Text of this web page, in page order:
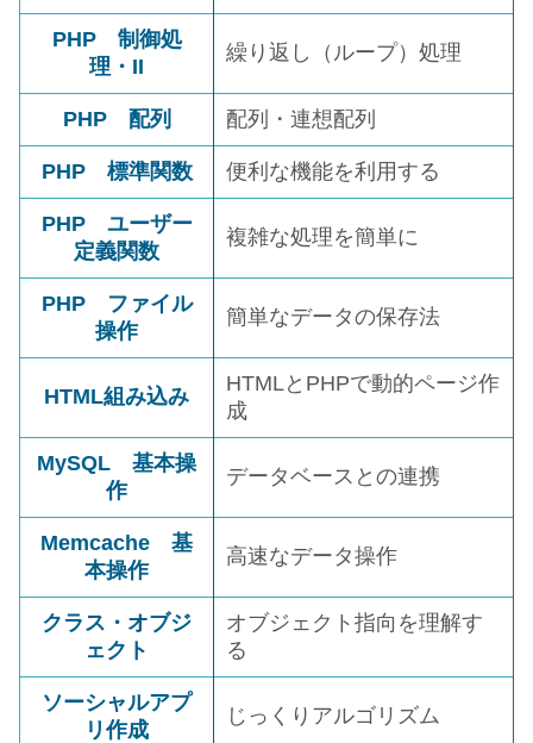
PHP 制御処
理・II
繰り返し（ループ）処理
PHP 配列 配列・連想配列
PHP 標準関数 便利な機能を利用する
PHP ユーザー
定義関数
複雑な処理を簡単に
PHP ファイル
操作
簡単なデータの保存法
HTML組み込み
HTMLとPHPで動的ページ作
成
MySQL 基本操
作
データベースとの連携
Memcache 基
本操作
高速なデータ操作
クラス・オブジ
ェクト
オブジェクト指向を理解す
る
ソーシャルアプ
リ作成
じっくりアルゴリズム